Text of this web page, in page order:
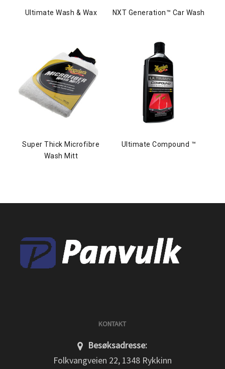
Ultimate Wash & Wax NXT Generation™ Car Wash
Super Thick Microfibre
Wash Mitt
Ultimate Compound ™
KONTAKT
Besøksadresse:
Folkvangveien 22, 1348 Rykkinn